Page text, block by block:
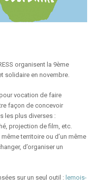
organisent la 9ème
solidaire en novembre.
vocation de faire
façon de concevoir
les plus diverses :
projection de film, etc.
territoire ou d’un même
d’organiser un
sur un seul outil :lemois-